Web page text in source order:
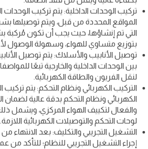
تركيب الوحدات الداخلية: يتم تركيب الوحدات
المواقع المحددة من قبل، ويتم توصيلها
التي تم إنشاؤها، حيث يجب أن تكون
بتوزيع متساوي للهواء، وسهولة الوصول
توصيل الأنابيب والأسلاك: يتم توصيل
بين الوحدات الداخلية والخارجية تبعًا
لنقل الفريون والطاقة الكهربائية.
التركيب الكهربائي ونظام التحكم: يتم تركيب
الكهربائي ونظام التحكم بدقة عالية لضمان
والفعال لتكييف الهواء المركزي، ويشمل
لوحات التحكم والتوصيلات الكهربائية اللازمة.
التشغيل التجريبي والتكليف: بعد الانتهاء من
إجراء التشغيل التجريبي للنظام؛ للتأكد من